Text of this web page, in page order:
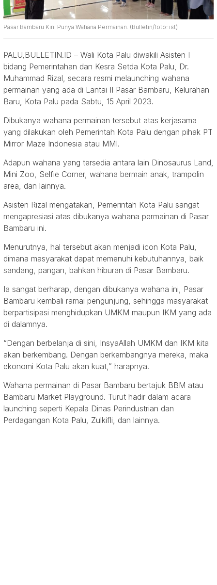
Pasar Bambaru Kini Punya Wahana Permainan. (Bulletin/foto: ist)
PALU,BULLETIN.ID – Wali Kota Palu diwakili Asisten I
bidang Pemerintahan dan Kesra Setda Kota Palu, Dr.
Muhammad Rizal, secara resmi melaunching wahana
permainan yang ada di Lantai II Pasar Bambaru, Kelurahan
Baru, Kota Palu pada Sabtu, 15 April 2023.
Dibukanya wahana permainan tersebut atas kerjasama
yang dilakukan oleh Pemerintah Kota Palu dengan pihak PT
Mirror Maze Indonesia atau MMI.
Adapun wahana yang tersedia antara lain Dinosaurus Land,
Mini Zoo, Selfie Corner, wahana bermain anak, trampolin
area, dan lainnya.
Asisten Rizal mengatakan, Pemerintah Kota Palu sangat
mengapresiasi atas dibukanya wahana permainan di Pasar
Bambaru ini.
Menurutnya, hal tersebut akan menjadi icon Kota Palu,
dimana masyarakat dapat memenuhi kebutuhannya, baik
sandang, pangan, bahkan hiburan di Pasar Bambaru.
Ia sangat berharap, dengan dibukanya wahana ini, Pasar
Bambaru kembali ramai pengunjung, sehingga masyarakat
berpartisipasi menghidupkan UMKM maupun IKM yang ada
di dalamnya.
“Dengan berbelanja di sini, InsyaAllah UMKM dan IKM kita
akan berkembang. Dengan berkembangnya mereka, maka
ekonomi Kota Palu akan kuat,” harapnya.
Wahana permainan di Pasar Bambaru bertajuk BBM atau
Bambaru Market Playground. Turut hadir dalam acara
launching seperti Kepala Dinas Perindustrian dan
Perdagangan Kota Palu, Zulkifli, dan lainnya.